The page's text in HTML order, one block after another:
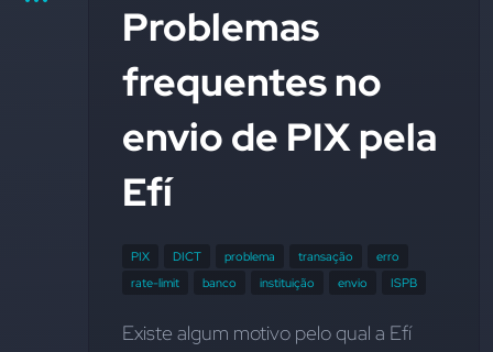
Problemas
frequentes no
envio de PIX pela
Efí
PIX DICT problema transação
erro
rate-limit
banco instituição envio ISPB
Existe algum motivo pelo qual a Efí